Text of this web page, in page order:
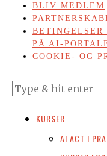
BLIV MEDLEM
BETINGELSER
PÅ AI-
COOKIE- OG
KURSER
AI ACT I